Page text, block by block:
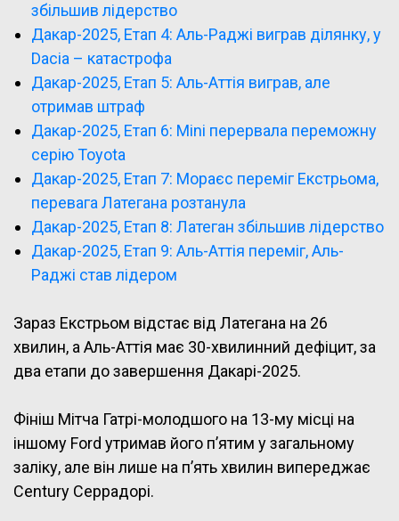
збільшив лідерство
Дакар-2025, Етап 4: Аль-Раджі виграв ділянку, у
Dacia – катастрофа
Дакар-2025, Етап 5: Аль-Аттія виграв, але
отримав штраф
Дакар-2025, Етап 6: Mini перервала переможну
серію Toyota
Дакар-2025, Етап 7: Мораєс переміг Екстрьома,
перевага Латегана розтанула
Дакар-2025, Етап 8: Латеган збільшив лідерство
Дакар-2025, Етап 9: Аль-Аттія переміг, Аль-
Раджі став лідером
Зараз Екстрьом відстає від Латегана на 26
хвилин, а Аль-Аттія має 30-хвилинний дефіцит, за
два етапи до завершення Дакарі-2025.
Фініш Мітча Гатрі-молодшого на 13-му місці на
іншому Ford утримав його п’ятим у загальному
заліку, але він лише на п’ять хвилин випереджає
Century Серрадорі.